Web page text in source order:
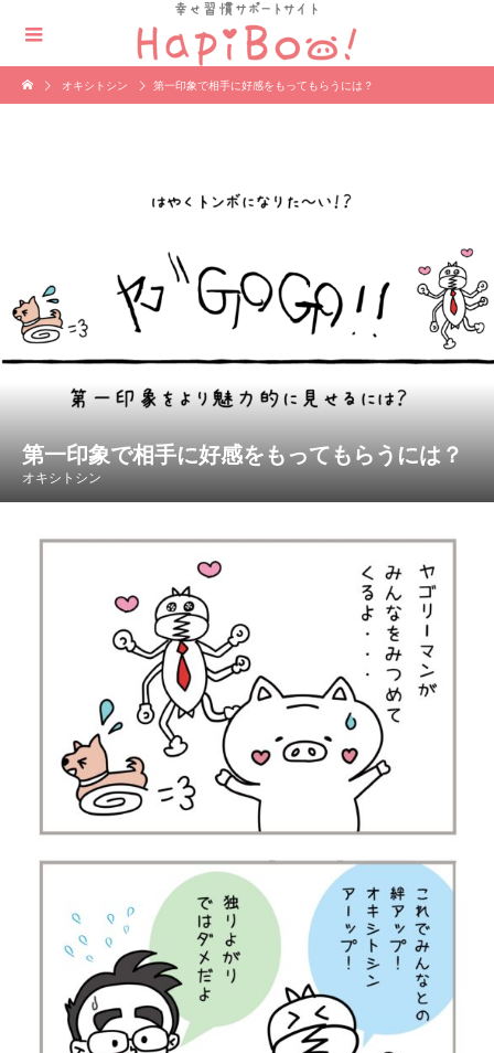
オキシトシン 第一印象で相手に好感をもってもらうには？
第一印象で相手に好感をもってもらうには？
オキシトシン